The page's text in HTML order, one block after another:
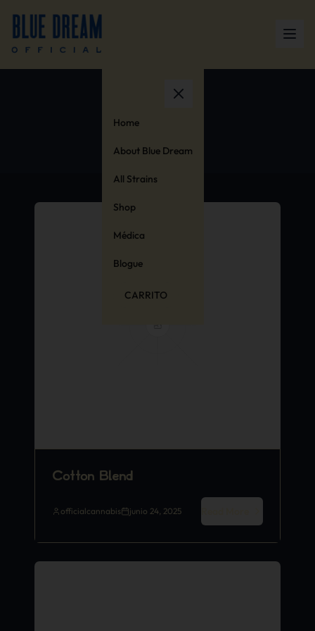
Home
About Blue Dream
All Strains
Shop
Médica
Blogue
CARRITO
Cotton Blend
officialcannabis junio 24, 2025